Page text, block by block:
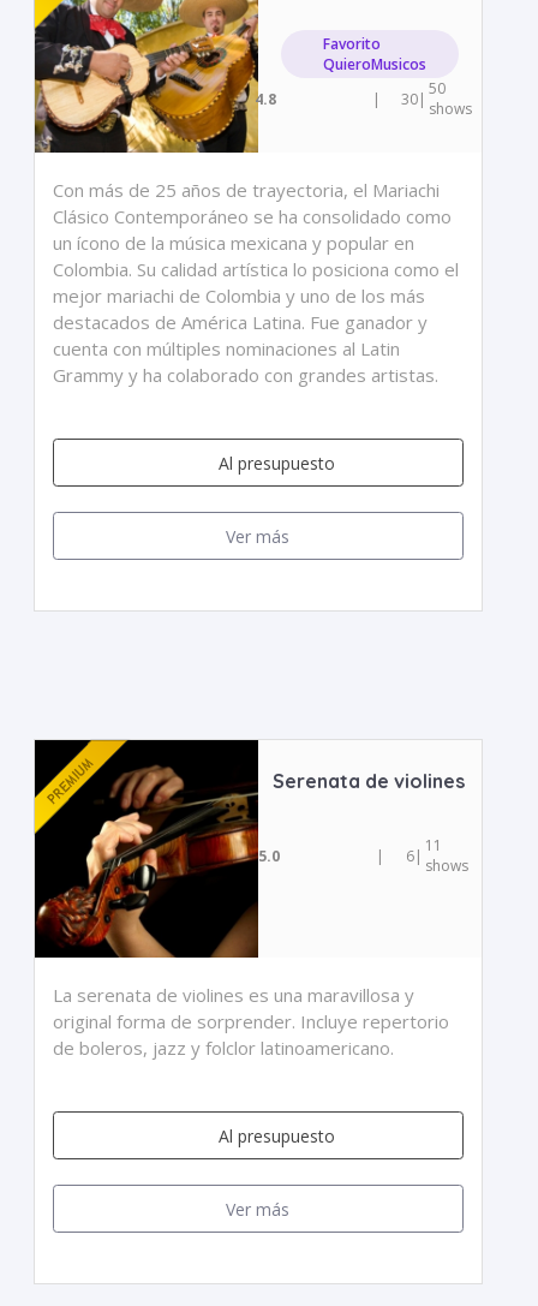
Favorito
QuieroMusicos
4.8
| 30| 50
shows
Con más de 25 años de trayectoria, el Mariachi
Clásico Contemporáneo se ha consolidado como
un ícono de la música mexicana y popular en
Colombia. Su calidad artística lo posiciona como el
mejor mariachi de Colombia y uno de los más
destacados de América Latina. Fue ganador y
cuenta con múltiples nominaciones al Latin
Grammy y ha colaborado con grandes artistas.
Al presupuesto
Ver más
Serenata de violines
5.0 | 6| 11
shows
La serenata de violines es una maravillosa y
original forma de sorprender. Incluye repertorio
de boleros, jazz y folclor latinoamericano.
Al presupuesto
Ver más